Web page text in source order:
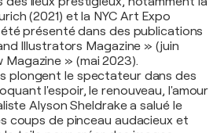
(2021) et la NYC Art Expo
présenté dans des publications
Illustrators Magazine » (juin
» (mai 2023).
plongent le spectateur dans des
l'espoir, le renouveau, l'amour
Alyson Sheldrake a salué le
coups de pinceau audacieux et